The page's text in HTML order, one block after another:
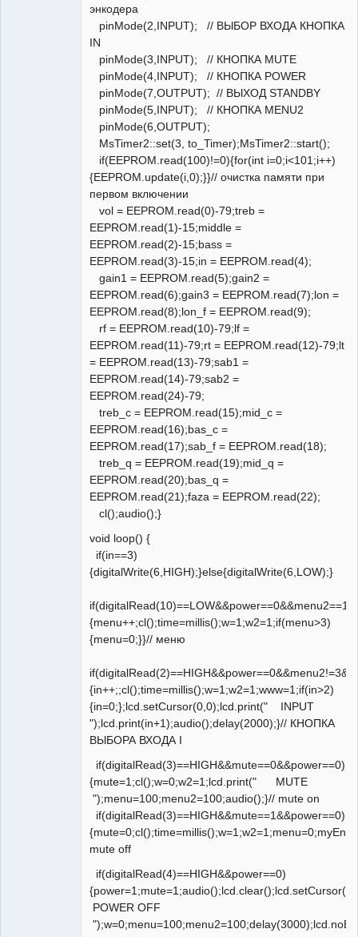
энкодера
pinMode(2,INPUT); // ВЫБОР ВХОДА КНОПКА
IN
pinMode(3,INPUT); // КНОПКА MUTE
pinMode(4,INPUT); // КНОПКА POWER
pinMode(7,OUTPUT); // ВЫХОД STANDBY
pinMode(5,INPUT); // КНОПКА MENU2
pinMode(6,OUTPUT);
MsTimer2::set(3, to_Timer);MsTimer2::start();
if(EEPROM.read(100)!=0){for(int i=0;i<101;i++)
{EEPROM.update(i,0);}}// очистка памяти при
первом включении
vol = EEPROM.read(0)-79;treb =
EEPROM.read(1)-15;middle =
EEPROM.read(2)-15;bass =
EEPROM.read(3)-15;in = EEPROM.read(4);
gain1 = EEPROM.read(5);gain2 =
EEPROM.read(6);gain3 = EEPROM.read(7);lon =
EEPROM.read(8);lon_f = EEPROM.read(9);
rf = EEPROM.read(10)-79;lf =
EEPROM.read(11)-79;rt = EEPROM.read(12)-79;lt
= EEPROM.read(13)-79;sab1 =
EEPROM.read(14)-79;sab2 =
EEPROM.read(24)-79;
treb_c = EEPROM.read(15);mid_c =
EEPROM.read(16);bas_c =
EEPROM.read(17);sab_f = EEPROM.read(18);
treb_q = EEPROM.read(19);mid_q =
EEPROM.read(20);bas_q =
EEPROM.read(21);faza = EEPROM.read(22);
cl();audio();}
void loop() {
if(in==3)
{digitalWrite(6,HIGH);}else{digitalWrite(6,LOW);}
{menu++;cl();time=millis();w=1;w2=1;if(menu>3)
{menu=0;}}// меню
{in++;;cl();time=millis();w=1;w2=1;www=1;if(in>2)
{in=0;};lcd.setCursor(0,0);lcd.print(" INPUT
");lcd.print(in+1);audio();delay(2000);}// КНОПКА
ВЫБОРА ВХОДА I
if(digitalRead(3)==HIGH&&mute==0&&power==0)
{mute=1;cl();w=0;w2=1;lcd.print(" MUTE
");menu=100;menu2=100;audio();}// mute on
if(digitalRead(3)==HIGH&&mute==1&&power==0)
mute off
if(digitalRead(4)==HIGH&&power==0)
POWER OFF